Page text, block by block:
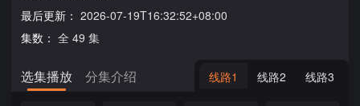
最后更新： 2026-07-19T16:32:52+08:00
集数： 全 49 集
选集播放 分集介绍 线路1 线路2 线路3